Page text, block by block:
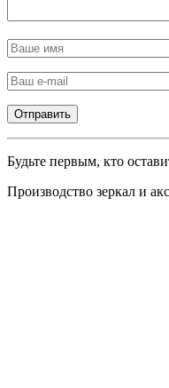
Будьте первым, кто
Производство зеркал и